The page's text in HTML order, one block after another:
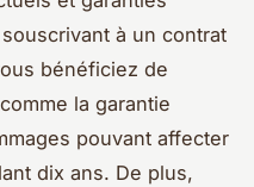
à un contrat
bénéficiez de
la garantie
pouvant affecter
dix ans. De plus,